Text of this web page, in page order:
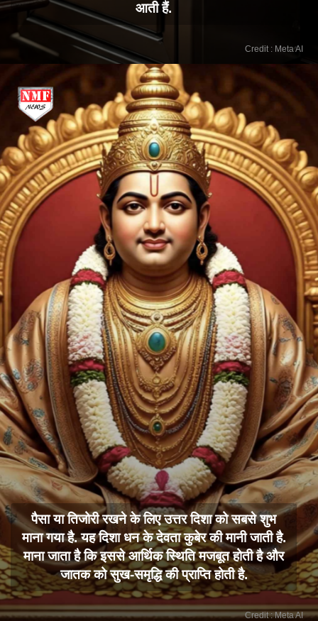
आती हैं.
Credit : Meta AI
पैसा या तिजोरी रखने के लिए उत्तर दिशा को सबसे शुभ
माना गया है. यह दिशा धन के देवता कुबेर की मानी जाती है.
माना जाता है कि इससे आर्थिक स्थिति मजबूत होती है और
जातक को सुख-समृद्धि की प्राप्ति होती है.
Credit : Meta AI